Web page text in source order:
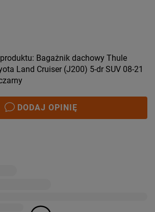
Bagażnik dachowy Thule
Land Cruiser (J200) 5-dr SUV 08-21
DODAJ OPINIĘ